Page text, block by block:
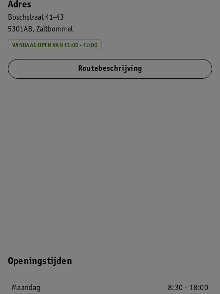
Adres
Boschstraat 41-43
5301AB Zaltbommel
VANDAAG OPEN VAN 13:00 - 17:00
Routebeschrijving
Openingstijden
Maandag
8:30 - 18:00